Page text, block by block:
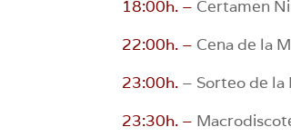
18:00h. – Certamen
22:00h. – Cena de la
23:00h. – Sorteo de la
23:30h. –